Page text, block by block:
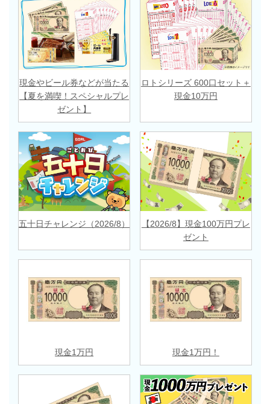
現金やビール券などが当たる
【夏を満喫！スペシャルプレ
ゼント】
ロトシリーズ 600口セット＋
現金10万円
五十日チャレンジ（2026/8）
【2026/8】現金100万円プレ
ゼント
現金1万円 現金1万円！